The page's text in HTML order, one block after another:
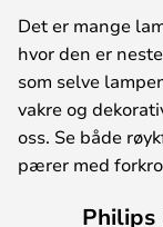
Det er mange
hvor den er
som selve
vakre og
oss. Se både
pærer med